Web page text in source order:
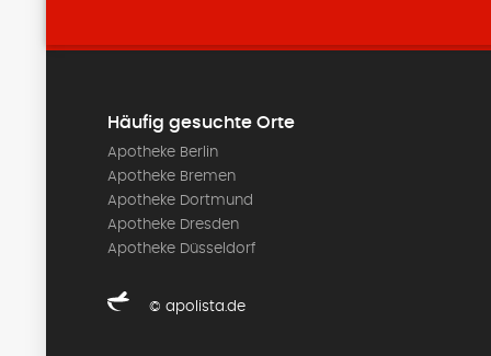
Häufig gesuchte Orte
Apotheke Berlin
Apotheke Bremen
Apotheke Dortmund
Apotheke Dresden
Apotheke Düsseldorf
© apolista.de